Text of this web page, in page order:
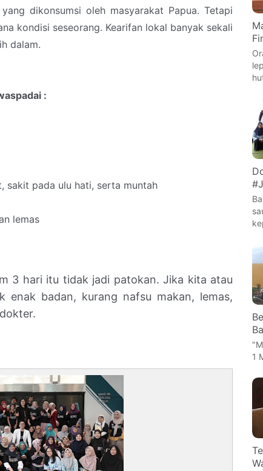
dikonsumsi oleh masyarakat Papua. Tetapi
kondisi seseorang. Kearifan lokal banyak sekali
dalam.
:
sakit pada ulu hati, serta muntah
lemas
3 hari itu tidak jadi patokan. Jika kita atau
enak badan, kurang nafsu makan, lemas,
1